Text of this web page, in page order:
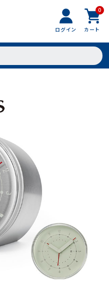
ログイン
0
カート